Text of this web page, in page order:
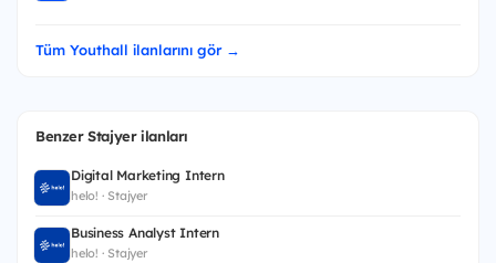
Tüm Youthall ilanlarını gör →
Benzer Stajyer ilanları
Digital Marketing Intern
helo! · Stajyer
Business Analyst Intern
helo! · Stajyer